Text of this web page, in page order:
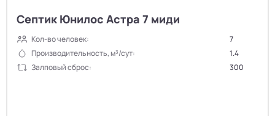
Септик Юнилос Астра 7 миди
Кол-во человек:
7
Производительность, м³/сут:
1.4
Залповый сброс:
300